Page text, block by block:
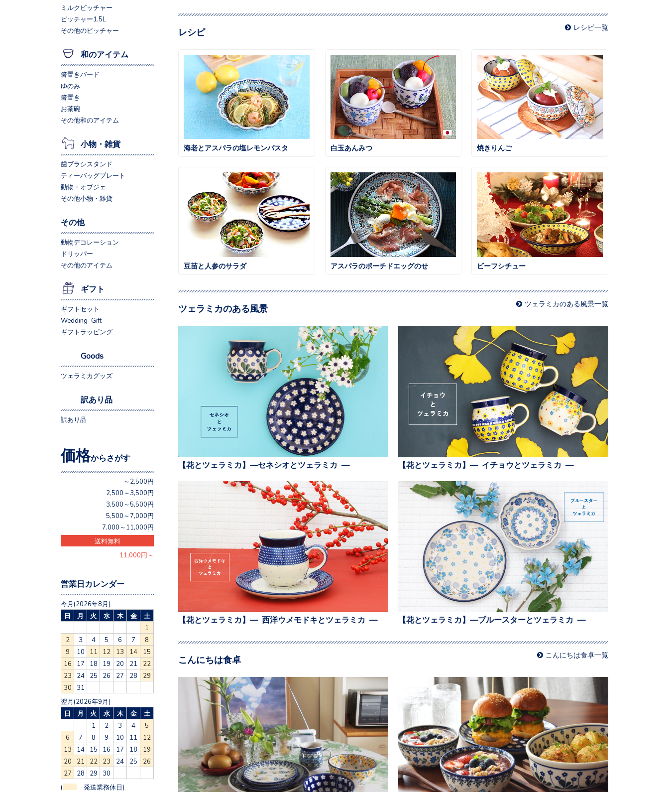
レシピ レシピ一覧
海老とアスパラの塩レモンパスタ 白玉あんみつ 焼きりんご
豆苗と人参のサラダ アスパラのポーチドエッグのせ ビーフシチュー
ツェラミカのある風景 ツェラミカのある風景一覧
【花とツェラミカ】—セネシオとツェラミカ — 【花とツェラミカ】— イチョウとツェラミカ —
【花とツェラミカ】— 西洋ウメモドキとツェラミカ — 【花とツェラミカ】—ブルースターとツェラミカ —
こんにちは食卓 こんにちは食卓一覧
ミルクピッチャー
ピッチャー1.5L
その他のピッチャー
和のアイテム
箸置きバード
ゆのみ
箸置き
お茶碗
その他和のアイテム
小物・雑貨
歯ブラシスタンド
ティーバッグプレート
動物・オブジェ
その他小物・雑貨
その他
動物デコレーション
ドリッパー
その他のアイテム
ギフト
ギフトセット
Wedding Gift
ギフトラッピング
Goods
ツェラミカグッズ
訳あり品
訳あり品
価格からさがす
～2,500円
2,500～3,500円
3,500～5,500円
5,500～7,000円
7,000～11,000円
送料無料
11,000円～
営業日カレンダー
今月(2026年8月)
日
月 火 水 木 金
土
1
2
3 4 5 6 7
8
9
10 11 12 13 14
15
16
17 18 19 20 21
22
23
24 25 26 27 28
29
30
31
翌月(2026年9月)
日
月 火 水 木 金
土
1
2 3 4
5
6
7 8 9 10 11
12
13
14 15 16 17 18
19
20
21 22 23 24 25
26
27
28 29 30
( 発送業務休日)